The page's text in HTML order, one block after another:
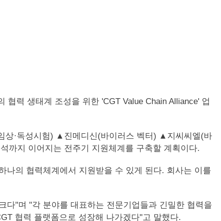
력 생태계 조성을 위한 'CGT Value Chain Alliance' 업
상·독성시험) ▲진메디신(바이러스 벡터) ▲지씨씨엘(바
까지 이어지는 전주기 지원체계를 구축할 계획이다.
나의 협력체계에서 지원받을 수 있게 된다. 회사는 이를
다"며 "각 분야를 대표하는 전문기업들과 긴밀한 협력을
협력 플랫폼으로 성장해 나가겠다"고 말했다.